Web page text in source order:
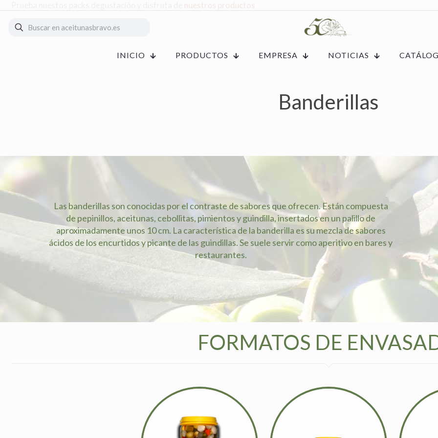
gratis
INICIO PRODUCTOS EMPRESA NOTICIAS
Banderillas
Las banderillas son conocidas por el contraste de sabores que ofrecen. Están compuesta
de pepinillos, aceitunas, cebollitas, pimientos y guindilla, insertados en un palillo de
aproximadamente unos 10 cm. La característica de la banderilla es su mezcla de sabores
ácidos de los encurtidos y picante de las guindillas. Se suele servir como aperitivo en bares y
restaurantes.
FORMATOS DE